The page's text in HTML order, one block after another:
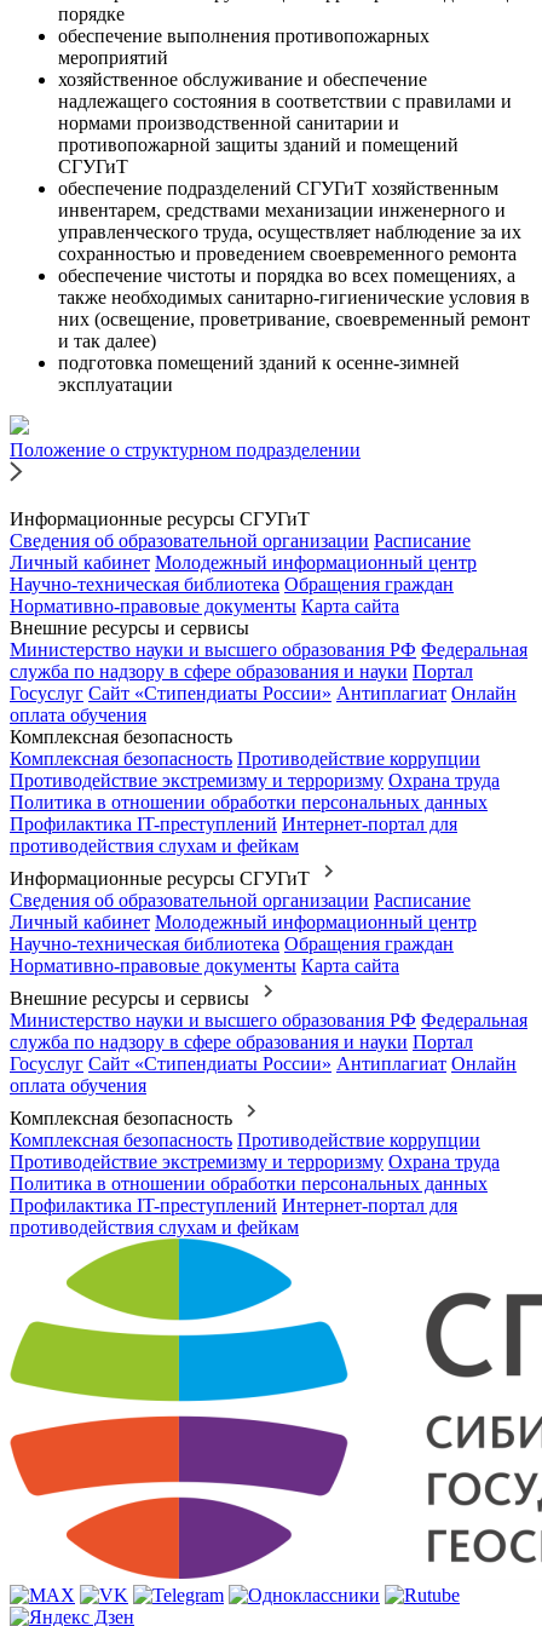
порядке
обеспечение выполнения противопожарных
мероприятий
хозяйственное обслуживание и обеспечение
надлежащего состояния в соответствии с правилами и
нормами производственной санитарии и
противопожарной защиты зданий и помещений
СГУГиТ
обеспечение подразделений СГУГиТ хозяйственным
инвентарем, средствами механизации инженерного и
управленческого труда, осуществляет наблюдение за их
сохранностью и проведением своевременного ремонта
обеспечение чистоты и порядка во всех помещениях, а
также необходимых санитарно-гигиенические условия в
них (освещение, проветривание, своевременный ремонт
и так далее)
подготовка помещений зданий к осенне-зимней
эксплуатации
Положение о структурном подразделении
Информационные ресурсы СГУГиТ
Сведения об образовательной организации Расписание
Личный кабинет Молодежный информационный центр
Научно-техническая библиотека Обращения граждан
Нормативно-правовые документы Карта сайта
Внешние ресурсы и сервисы
Министерство науки и высшего образования РФ Федеральная
служба по надзору в сфере образования и науки Портал
Госуслуг Сайт «Стипендиаты России» Антиплагиат Онлайн
оплата обучения
Комплексная безопасность
Комплексная безопасность Противодействие коррупции
Противодействие экстремизму и терроризму Охрана труда
Политика в отношении обработки персональных данных
Профилактика IT-преступлений Интернет-портал для
противодействия слухам и фейкам
Информационные ресурсы СГУГиТ
Сведения об образовательной организации Расписание
Личный кабинет Молодежный информационный центр
Научно-техническая библиотека Обращения граждан
Нормативно-правовые документы Карта сайта
Внешние ресурсы и сервисы
Министерство науки и высшего образования РФ Федеральная
служба по надзору в сфере образования и науки Портал
Госуслуг Сайт «Стипендиаты России» Антиплагиат Онлайн
оплата обучения
Комплексная безопасность
Комплексная безопасность Противодействие коррупции
Противодействие экстремизму и терроризму Охрана труда
Политика в отношении обработки персональных данных
Профилактика IT-преступлений Интернет-портал для
противодействия слухам и фейкам